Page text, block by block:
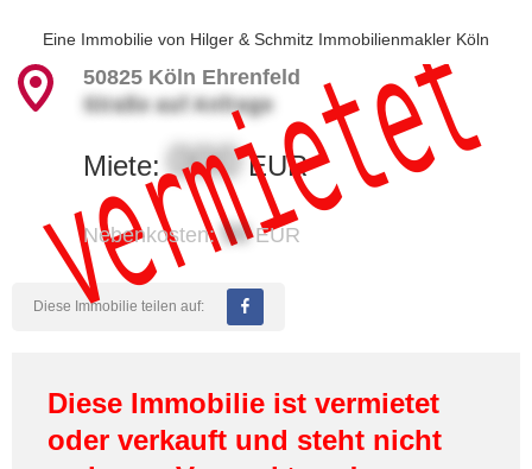
Eine Immobilie von Hilger & Schmitz Immobilienmakler Köln
vermietet
50825 Köln Ehrenfeld
Straße auf Anfrage
Miete:000EUR
Nebenkosten:50EUR
Diese Immobilie teilen auf:
Diese Immobilie ist vermietet
oder verkauft und steht nicht